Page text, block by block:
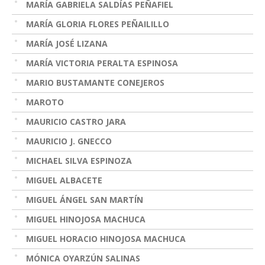
MARÍA GABRIELA SALDÍAS PEÑAFIEL
MARÍA GLORIA FLORES PEÑAILILLO
MARÍA JOSÉ LIZANA
MARÍA VICTORIA PERALTA ESPINOSA
MARIO BUSTAMANTE CONEJEROS
MAROTO
MAURICIO CASTRO JARA
MAURICIO J. GNECCO
MICHAEL SILVA ESPINOZA
MIGUEL ALBACETE
MIGUEL ÁNGEL SAN MARTÍN
MIGUEL HINOJOSA MACHUCA
MIGUEL HORACIO HINOJOSA MACHUCA
MÓNICA OYARZÚN SALINAS